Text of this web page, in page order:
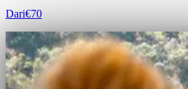
Dari€70